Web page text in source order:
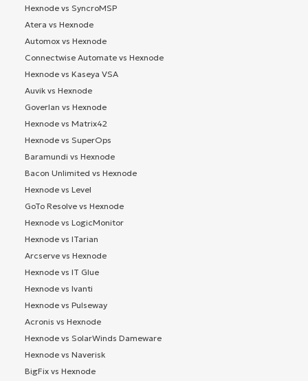
Hexnode vs SyncroMSP
Atera vs Hexnode
Automox vs Hexnode
Connectwise Automate vs Hexnode
Hexnode vs Kaseya VSA
Auvik vs Hexnode
Goverlan vs Hexnode
Hexnode vs Matrix42
Hexnode vs SuperOps
Baramundi vs Hexnode
Bacon Unlimited vs Hexnode
Hexnode vs Level
GoTo Resolve vs Hexnode
Hexnode vs LogicMonitor
Hexnode vs ITarian
Arcserve vs Hexnode
Hexnode vs IT Glue
Hexnode vs Ivanti
Hexnode vs Pulseway
Acronis vs Hexnode
Hexnode vs SolarWinds Dameware
Hexnode vs Naverisk
BigFix vs Hexnode